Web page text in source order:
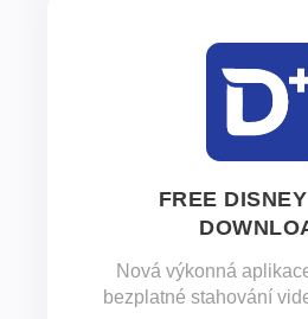
FREE
Nová výkonná
bezplatné stahování